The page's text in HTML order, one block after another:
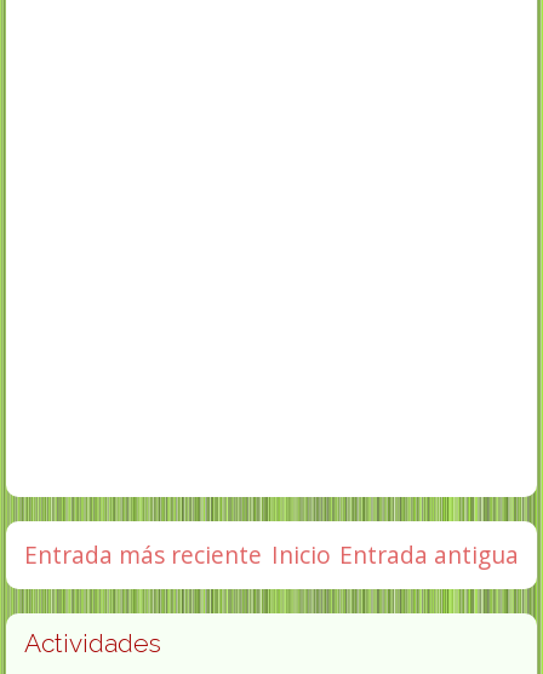
Entrada más reciente Entrada antigua
Inicio
Actividades